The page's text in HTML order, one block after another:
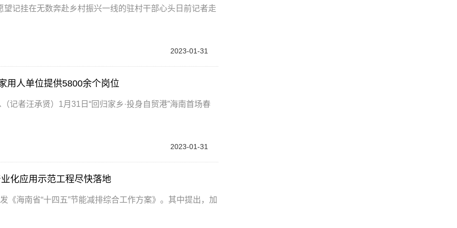
记挂在无数奔赴乡村振兴一线的驻村干部心头日前记者走
2023-01-31
用人单位提供5800余个岗位
记者汪承贤）1月31日“回归家乡·投身自贸港”海南首场春
2023-01-31
化应用示范工程尽快落地
海南省“十四五”节能减排综合工作方案》。其中提出，加